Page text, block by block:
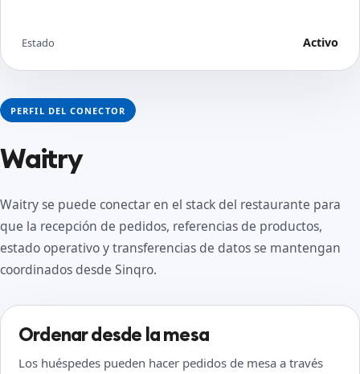
PERFIL DEL CONECTOR
Waitry
Waitry se puede conectar en el stack del restaurante para
que la recepción de pedidos, referencias de productos,
estado operativo y transferencias de datos se mantengan
coordinados desde Sinqro.
Ordenar desde la mesa
Los huéspedes pueden hacer pedidos de mesa a través
Estado Activo